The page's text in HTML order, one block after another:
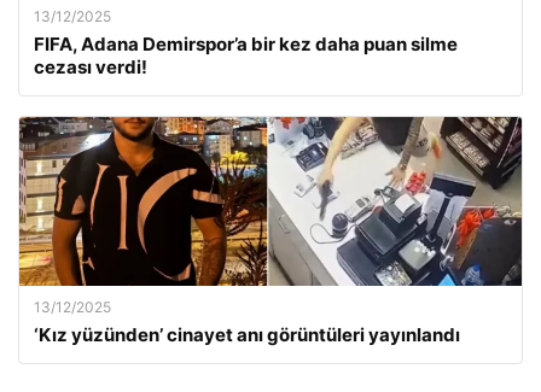
13/12/2025
FIFA, Adana Demirspor’a bir kez daha puan silme
cezası verdi!
13/12/2025
‘Kız yüzünden’ cinayet anı görüntüleri yayınlandı